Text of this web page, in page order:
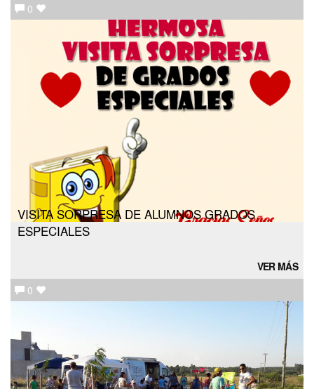
0
VISITA SORPRESA DE ALUMNOS GRADOS
ESPECIALES
VER MÁS
0